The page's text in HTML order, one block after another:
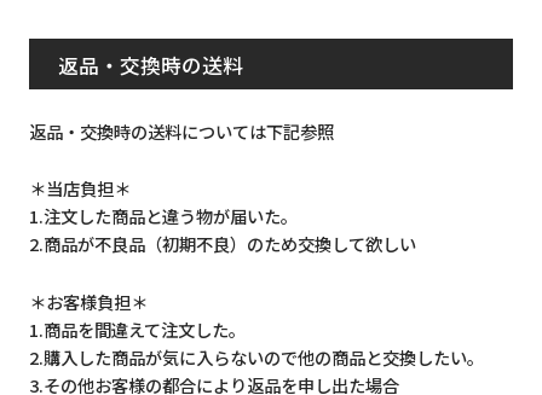
返品・交換時の送料
返品・交換時の送料については下記参照
＊当店負担＊
1.注文した商品と違う物が届いた。
2.商品が不良品（初期不良）のため交換して欲しい
＊お客様負担＊
1.商品を間違えて注文した。
2.購入した商品が気に入らないので他の商品と交換したい。
3.その他お客様の都合により返品を申し出た場合